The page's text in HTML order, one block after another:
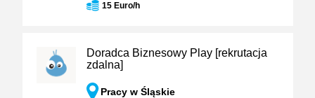
15 Euro/h
Doradca Biznesowy Play [rekrutacja
zdalna]
Pracy w Śląskie